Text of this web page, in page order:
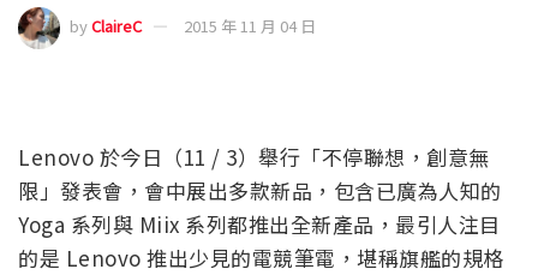
byClaireC 2015 年 11 月 04 日
Lenovo 於今日（11 / 3）舉行「不停聯想，創意無
限」發表會，會中展出多款新品，包含已廣為人知的
Yoga 系列與 Miix 系列都推出全新產品，最引人注目
的是 Lenovo 推出少見的電競筆電，堪稱旗艦的規格